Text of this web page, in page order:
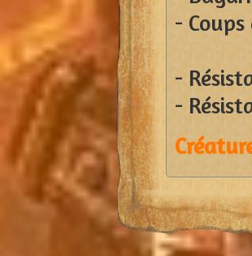
-
-
-